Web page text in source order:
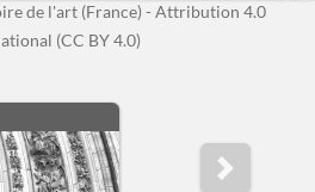
de l'art (France) - Attribution 4.0
(CC BY 4.0)
Next slide